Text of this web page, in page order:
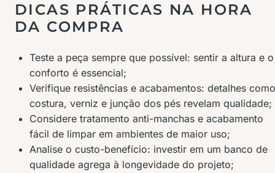
DICAS PRÁTICAS NA HORA
DA COMPRA
Teste a peça sempre que possível: sentir a altura e o
conforto é essencial;
Verifique resistências e acabamentos: detalhes como
costura, verniz e junção dos pés revelam qualidade;
Considere tratamento anti-manchas e acabamento
fácil de limpar em ambientes de maior uso;
Analise o custo-benefício: investir em um banco de
qualidade agrega à longevidade do projeto;